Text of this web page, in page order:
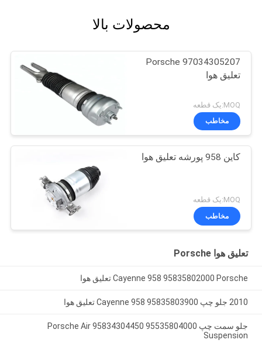
محصولات بالا
97034305207 Porsche
تعلیق هوا
MOQ:یک قطعه
مخاطب
کاین 958 پورشه تعلیق هوا
MOQ:یک قطعه
مخاطب
تعلیق هوا Porsche
Cayenne 958 95835802000 Porsche تعلیق هوا
2010 جلو چپ 95835803900 Cayenne 958 تعلیق هوا
جلو سمت چپ 95535804000 95834304450 Porsche Air
Suspension